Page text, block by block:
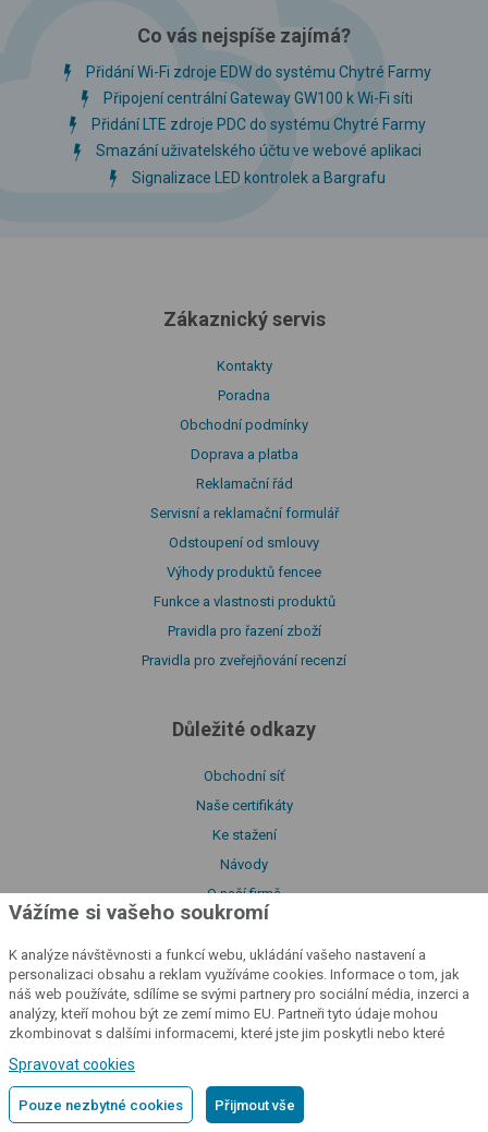
Co vás nejspíše zajímá?
Přidání Wi-Fi zdroje EDW do systému Chytré Farmy
Připojení centrální Gateway GW100 k Wi-Fi síti
Přidání LTE zdroje PDC do systému Chytré Farmy
Smazání uživatelského účtu ve webové aplikaci
Signalizace LED kontrolek a Bargrafu
Zákaznický servis
Kontakty
Poradna
Obchodní podmínky
Doprava a platba
Reklamační řád
Servisní a reklamační formulář
Odstoupení od smlouvy
Výhody produktů fencee
Funkce a vlastnosti produktů
Pravidla pro řazení zboží
Pravidla pro zveřejňování recenzí
Důležité odkazy
Obchodní síť
Naše certifikáty
Ke stažení
Návody
O naší firmě
Prohlášení o shodě
Katalog produktů
Zásady zpracování souborů cookies
Zásady zpracování osobních údajů
Poučení o souborech cookies
Licenční podmínky aplikace fencee Cloud
Prohlášení o přístupnosti
Vážíme si vašeho soukromí
K analýze návštěvnosti a funkcí webu, ukládání vašeho nastavení a
personalizaci obsahu a reklam využíváme cookies. Informace o tom, jak
náš web používáte, sdílíme se svými partnery pro sociální média, inzerci a
analýzy, kteří mohou být ze zemí mimo EU. Partneři tyto údaje mohou
zkombinovat s dalšími informacemi, které jste jim poskytli nebo které
Spravovat cookies
Pouze nezbytné cookies Přijmout vše